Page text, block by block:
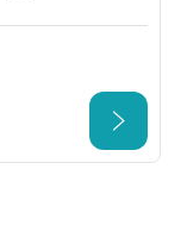
〈新型